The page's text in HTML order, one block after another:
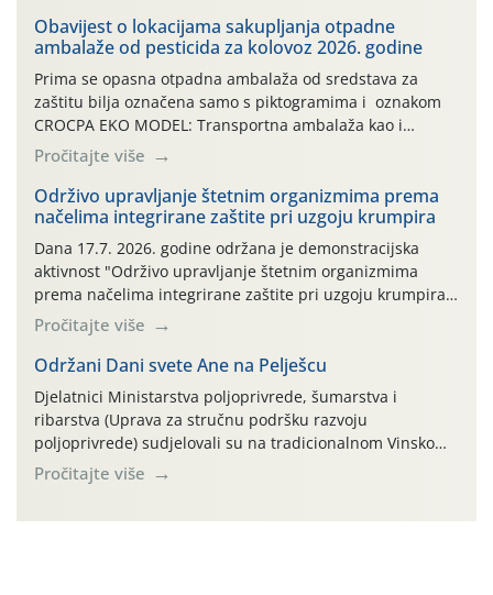
Obavijest o lokacijama sakupljanja otpadne
ambalaže od pesticida za kolovoz 2026. godine
Prima se opasna otpadna ambalaža od sredstava za
zaštitu bilja označena samo s piktogramima i oznakom
CROCPA EKO MODEL: Transportna ambalaža kao i
ambalaža drugih proizvoda koji nisu sredstva za zaštitu
bilja (npr. ambalaža od mineralnih gnojiva,) se ne
prihvaća. Korisnicima je osiguran besplatni povrat
prazne ambalaže isključivo ovih tvrtki: AGROCHEM-MAKS,
AGRONOM, ALBAUGH TKI* (PINUS […]
Pročitajte više
Održivo upravljanje štetnim organizmima prema
načelima integrirane zaštite pri uzgoju krumpira
Dana 17.7. 2026. godine održana je demonstracijska
aktivnost "Održivo upravljanje štetnim organizmima
prema načelima integrirane zaštite pri uzgoju krumpira"
na pokusnom polju "Poredje", kraj naselja Belica (ARKOD
parcela ID 2445031) (središnji dio Međimurske županije).
Pročitajte više
Održani Dani svete Ane na Pelješcu
Djelatnici Ministarstva poljoprivrede, šumarstva i
ribarstva (Uprava za stručnu podršku razvoju
poljoprivrede) sudjelovali su na tradicionalnom Vinskom
forumu, održanom 24.07.2026. godine u Domu vinarske
tradicije u Putnikovićima na poluotoku Pelješcu, u
Pročitajte više